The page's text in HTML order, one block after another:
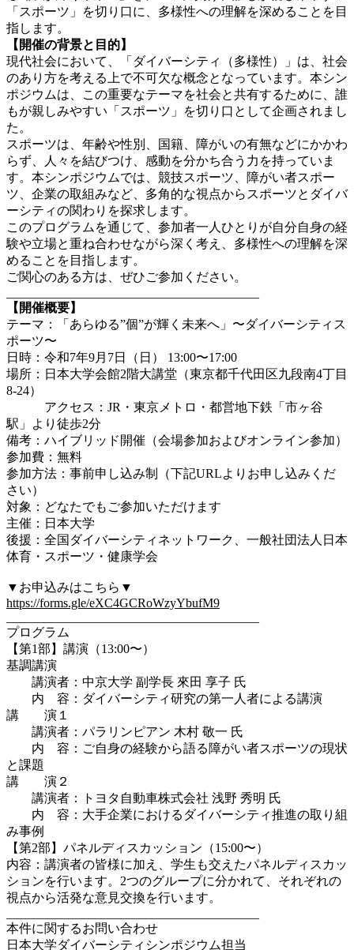
「スポーツ」を切り口に、多様性への理解を深めることを目
指します。
【開催の背景と目的】
現代社会において、「ダイバーシティ（多様性）」は、社会
のあり方を考える上で不可欠な概念となっています。本シン
ポジウムは、この重要なテーマを社会と共有するために、誰
もが親しみやすい「スポーツ」を切り口として企画されまし
た。
スポーツは、年齢や性別、国籍、障がいの有無などにかかわ
らず、人々を結びつけ、感動を分かち合う力を持っていま
す。本シンポジウムでは、競技スポーツ、障がい者スポー
ツ、企業の取組みなど、多角的な視点からスポーツとダイバ
ーシティの関わりを探求します。
このプログラムを通じて、参加者一人ひとりが自分自身の経
験や立場と重ね合わせながら深く考え、多様性への理解を深
めることを目指します。
ご関心のある方は、ぜひご参加ください。
【開催概要】
テーマ：「あらゆる”個”が輝く未来へ」〜ダイバーシティス
ポーツ〜
日時：令和7年9月7日（日） 13:00〜17:00
場所：日本大学会館2階大講堂（東京都千代田区九段南4丁目
8-24）
アクセス：JR・東京メトロ・都営地下鉄「市ヶ谷
駅」より徒歩2分
備考：ハイブリッド開催（会場参加およびオンライン参加）
参加費：無料
参加方法：事前申し込み制（下記URLよりお申し込みくだ
さい）
対象：どなたでもご参加いただけます
主催：日本大学
後援：全国ダイバーシティネットワーク、一般社団法人日本
体育・スポーツ・健康学会
▼お申込みはこちら▼
https://forms.gle/eXC4GCRoWzyYbufM9
プログラム
【第1部】講演（13:00〜）
基調講演
講演者：中京大学 副学長 來田 享子 氏
内 容：ダイバーシティ研究の第一人者による講演
講 演１
講演者：パラリンピアン 木村 敬一 氏
内 容：ご自身の経験から語る障がい者スポーツの現状
と課題
講 演２
講演者：トヨタ自動車株式会社 浅野 秀明 氏
内 容：大手企業におけるダイバーシティ推進の取り組
み事例
【第2部】パネルディスカッション（15:00〜）
内容：講演者の皆様に加え、学生も交えたパネルディスカッ
ションを行います。2つのグループに分かれて、それぞれの
視点から活発な意見交換を行います。
本件に関するお問い合わせ
日本大学ダイバーシティシンポジウム担当